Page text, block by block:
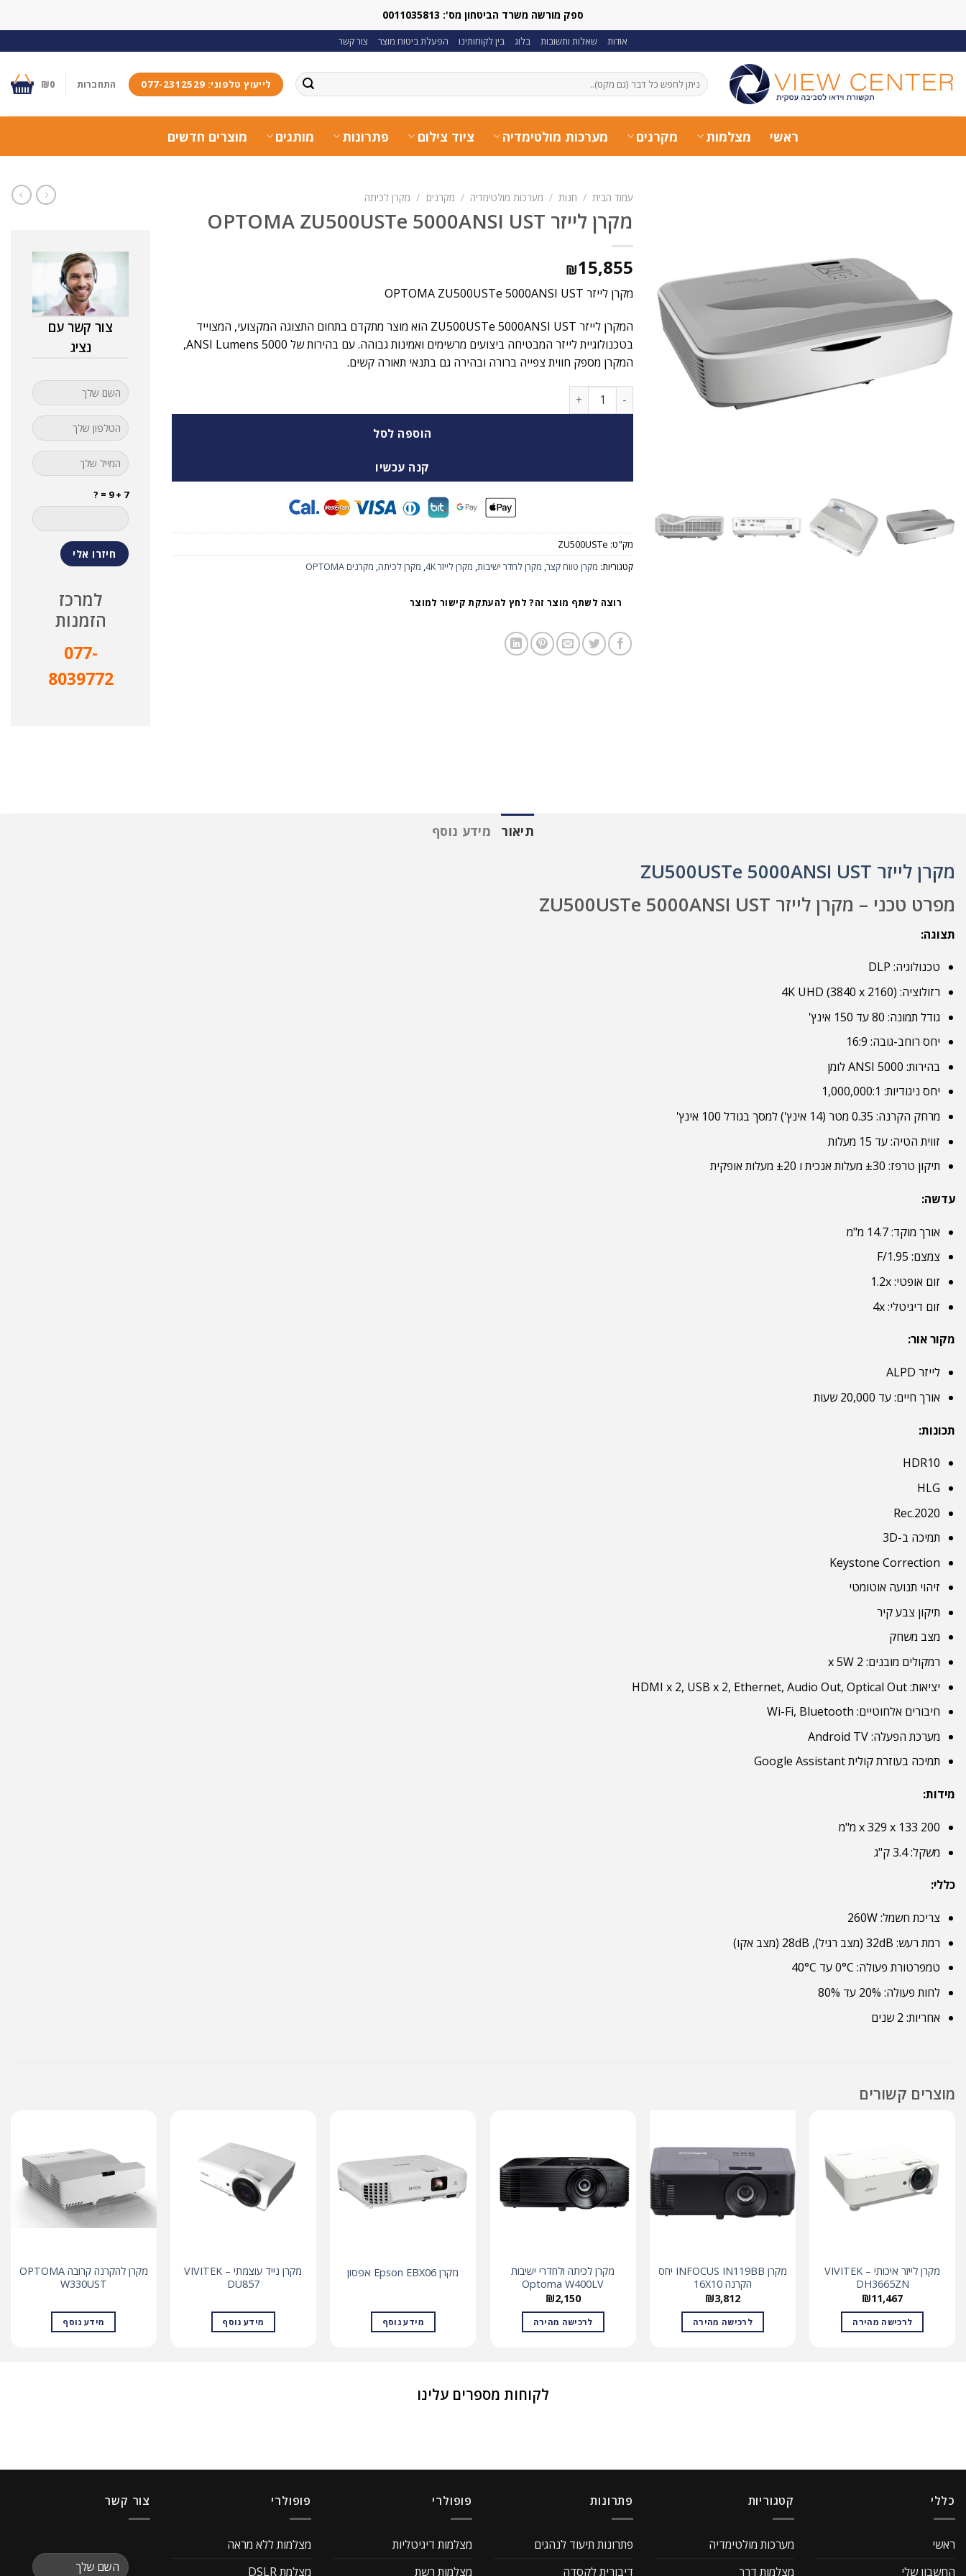
ספק מורשה משרד הביטחון מס': 0011035813
אודות שאלות ותשובות בלוג בין לקוחותינו הפעלת ביטוח מוצר צור קשר
חיפוש
עבור:
לייעוץ טלפוני: 077-2312529 התחברות ₪0
ראשי מצלמות מקרנים מערכות מולטימדיה ציוד צילום פתרונות מותגים מוצרים חדשים
עמוד הבית / חנות / מערכות מולטימדיה / מקרנים / מקרן לכיתה
מקרן לייזר OPTOMA ZU500USTe 5000ANSI UST
₪15,855
מקרן לייזר OPTOMA ZU500USTe 5000ANSI UST
המקרן לייזר ZU500USTe 5000ANSI UST הוא מוצר מתקדם בתחום התצוגה המקצועי, המצוייד
בטכנולוגיית לייזר המבטיחה ביצועים מרשימים ואמינות גבוהה. עם בהירות של 5000 ANSI Lumens,
המקרן מספק חווית צפייה ברורה ובהירה גם בתנאי תאורה קשים.
כמות של מקרן לייזר OPTOMA ZU500USTe 5000ANSI UST
הוספה לסל
קנה עכשיו
מק"ט: ZU500USTe
קטגוריות: מקרן טווח קצר, מקרן לחדר ישיבות מקרן לייזר 4K מקרן לכיתה מקרנים OPTOMA
רוצה לשתף מוצר זה? לחץ להעתקת קישור למוצר
צור קשר עם
נציג
7 + 9 = ?
למרכז
הזמנות
077-
8039772
תיאור מידע נוסף
מקרן לייזר ZU500USTe 5000ANSI UST
מפרט טכני – מקרן לייזר ZU500USTe 5000ANSI UST
תצוגה:
טכנולוגיה: DLP
רזולוציה: 4K UHD (3840 x 2160)
גודל תמונה: 80 עד 150 אינץ'
יחס רוחב-גובה: 16:9
בהירות: 5000 ANSI לומן
יחס ניגודיות: 1,000,000:1
מרחק הקרנה: 0.35 מטר (14 אינץ') למסך בגודל 100 אינץ'
זווית הטיה: עד 15 מעלות
תיקון טרפז: ±30 מעלות אנכית ו ±20 מעלות אופקית
עדשה:
אורך מוקד: 14.7 מ"מ
צמצם: F/1.95
זום אופטי: 1.2x
זום דיגיטלי: 4x
מקור אור:
לייזר ALPD
אורך חיים: עד 20,000 שעות
תכונות:
HDR10
HLG
Rec.2020
תמיכה ב-3D
Keystone Correction
זיהוי תנועה אוטומטי
תיקון צבע קיר
מצב משחק
רמקולים מובנים: 2 x 5W
יציאות: HDMI x 2, USB x 2, Ethernet, Audio Out, Optical Out
חיבורים אלחוטיים: Wi-Fi, Bluetooth
מערכת הפעלה: Android TV
תמיכה בעוזרת קולית Google Assistant
מידות:
200 x 329 x 133 מ"מ
משקל: 3.4 ק"ג
כללי:
צריכת חשמל: 260W
רמת רעש: 32dB (מצב רגיל), 28dB (מצב אקו)
טמפרטורת פעולה: 0°C עד 40°C
לחות פעולה: 20% עד 80%
אחריות: 2 שנים
מוצרים קשורים
מקרן לייזר איכותי – VIVITEK
DH3665ZN
₪11,467
לרכישה מהירה
מקרן INFOCUS IN119BB יחס
הקרנה 16X10
₪3,812
לרכישה מהירה
מקרן לכיתה ולחדרי ישיבות
Optoma W400LV
₪2,150
לרכישה מהירה
מקרן Epson EBX06 אפסון
מידע נוסף
מקרן נייד עוצמתי – VIVITEK
DU857
מידע נוסף
מקרן להקרנה קרובה OPTOMA
W330UST
מידע נוסף
לקוחות מספרים עלינו
כללי
ראשי
החשבון שלי
קטגוריות
מערכות מולטימדיה
מצלמות דרך
פתרונות
פתרונות תיעוד לנהגים
דיבורית לקסדה
פופולרי
מצלמות דיגיטליות
מצלמות רשת
פופולרי
מצלמות ללא מראה
מצלמת DSLR
צור קשר